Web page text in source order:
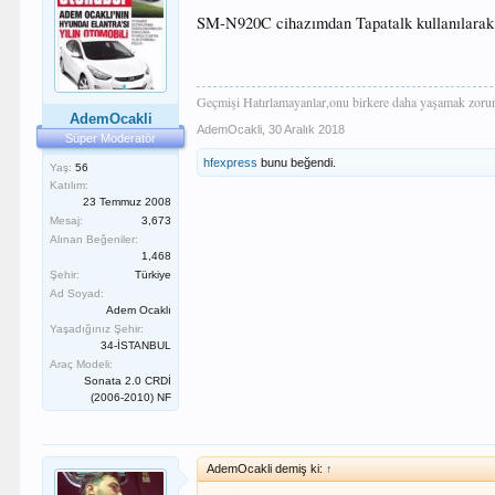
AdemOcakli
Süper Moderatör
Yaş: 56
Katılım:
23 Temmuz 2008
Mesaj:
3,673
Alınan Beğeniler:
1,468
Şehir:
Türkiye
Ad Soyad:
Adem Ocaklı
Yaşadığınız Şehir:
34-İSTANBUL
Araç Modeli:
Sonata 2.0 CRDİ
(2006-2010) NF
SM-N920C cihazımdan Tapatalk
Geçmişi Hatırlamayanlar,onu birkere daha yaşamak
AdemOcakli 30 Aralık 2018
hfexpress bunu beğendi.
AdemOcakli demiş ki: ↑